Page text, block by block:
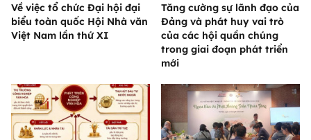
Về việc tổ chức Đại hội đại
biểu toàn quốc Hội Nhà văn
Việt Nam lần thứ XI
Tăng cường sự lãnh đạo của
Đảng và phát huy vai trò
của các hội quần chúng
trong giai đoạn phát triển
mới